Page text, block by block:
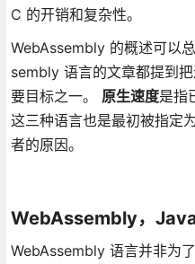
C 的开销和复杂性。
WebAssembly 的概述可以
sembly 语言的文章都提到
要目标之一。 原生速度是指
这三种语言也是最初被指定
者的原因。
WebAssembly，
WebAssembly 语言并非为